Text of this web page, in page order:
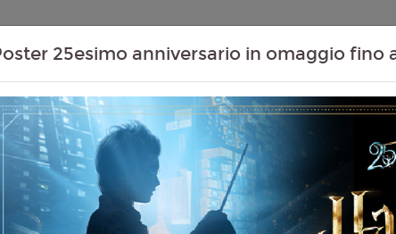
Listino Prezzi Contenuti Extra Proiezioni Scolastiche
4K (RIED. 2026)
FESTA
ANIME
Durata: 133 min
25esimo anniversario in omaggio fino